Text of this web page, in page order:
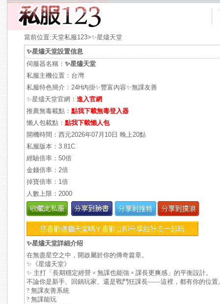
當前位置:天堂私服123>✨星燼天堂
✨星燼天堂設置信息
伺服器名稱： ✨星燼天堂
私服主機位置：台灣
私服特色簡介：24H內掛✨豐富內容✨無課友善
✨星燼天堂官網： 進入官網
推薦無毒載點： 點我下載無毒登入器
懶人包載點： 點我下載懶人包
開機時間：西元2026年07月10日 晚上20點
私服版本：3.81C
經驗倍率：50倍
金錢倍率：2倍
掉寶倍率：1倍
人數上限：2000
✨星燼天堂詳細介绍
在無盡星空之中，開啟屬於你的傳奇篇章。
✨《星燼天堂》
✨ 主打「長期穩定經營 × 無課也能強 × 課長更爽感」的平衡設計。
不論你是新手、回鍋玩家、還是戰鬥狂課長——這裡，都有你的位置
? 無課友善系統
? 無課能玩